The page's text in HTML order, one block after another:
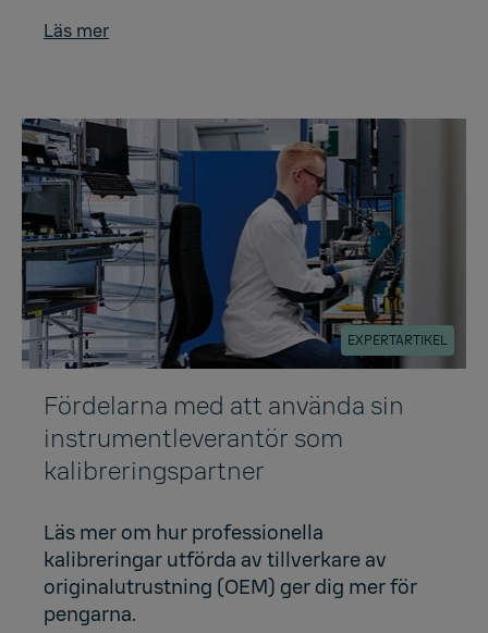
Läs mer
EXPERTARTIKEL
Fördelarna med att använda sin
instrumentleverantör som
kalibreringspartner
Läs mer om hur professionella
kalibreringar utförda av tillverkare av
originalutrustning (OEM) ger dig mer för
pengarna.